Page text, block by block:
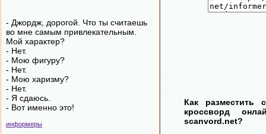
- Джордж, дорогой. Что ты считаешь
во мне самым привлекательным.
Мой характер?
- Нет.
- Мою фигуру?
- Нет.
- Мою харизму?
- Нет.
- Я сдаюсь.
- Вот именно это!
информеры
Как разместить
кроссворд
scanvord.net?